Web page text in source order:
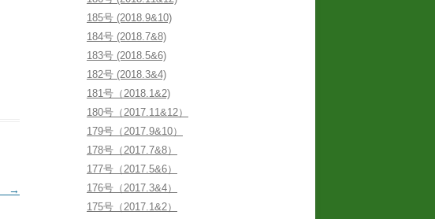
→
185号 (2018.9&10)
184号 (2018.7&8)
183号 (2018.5&6)
182号 (2018.3&4)
181号（2018.1&2)
180号（2017.11&12）
179号（2017.9&10）
178号（2017.7&8）
177号（2017.5&6）
176号（2017.3&4）
175号（2017.1&2）